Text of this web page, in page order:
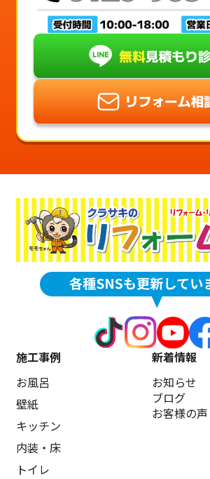
施工事例
お風呂
壁紙
キッチン
内装・床
トイレ
新着情報
お知らせ
ブログ
お客様の声